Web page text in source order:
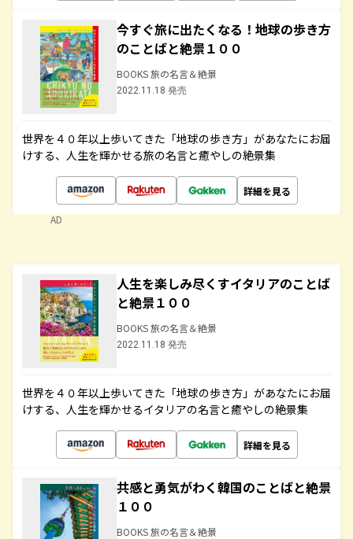
今すぐ旅に出たくなる！地球の歩き方
のことばと絶景１００
BOOKS 旅の名言＆絶景
2022.11.18 発売
世界を４０年以上歩いてきた「地球の歩き方」があなたにお届
けする、人生を輝かせる旅の名言と癒やしの絶景集
詳細を見る
AD
人生を楽しみ尽くすイタリアのことば
と絶景１００
BOOKS 旅の名言＆絶景
2022.11.18 発売
世界を４０年以上歩いてきた「地球の歩き方」があなたにお届
けする、人生を輝かせるイタリアの名言と癒やしの絶景集
詳細を見る
共感と勇気がわく韓国のことばと絶景
１００
BOOKS 旅の名言＆絶景